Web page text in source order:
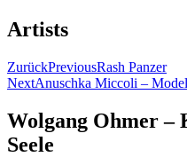
Artists
ZurückPreviousRash Panzer
NextAnuschka Miccoli –
Wolgang Ohmer –
Seele